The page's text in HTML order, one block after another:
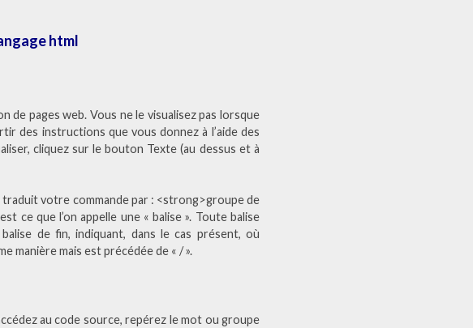
html
de pages web. Vous ne le visualisez pas lorsque
des instructions que vous donnez à l’aide des
cliquez sur le bouton Texte (au dessus et à
traduit votre commande par : <strong>groupe de
ce que l’on appelle une « balise ». Toute balise
de fin, indiquant, dans le cas présent, où
manière mais est précédée de « / ».
au code source, repérez le mot ou groupe